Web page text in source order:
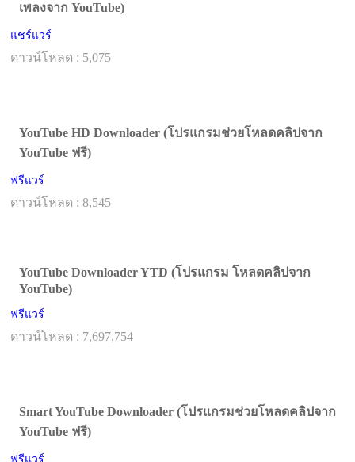
เพลงจาก YouTube)
แชร์แวร์
ดาวน์โหลด : 5,075
YouTube HD Downloader (โปรแกรมช่วยโหลดคลิปจาก
YouTube ฟรี)
ฟรีแวร์
ดาวน์โหลด : 8,545
YouTube Downloader YTD (โปรแกรม โหลดคลิปจาก
YouTube)
ฟรีแวร์
ดาวน์โหลด : 7,697,754
Smart YouTube Downloader (โปรแกรมช่วยโหลดคลิปจาก
YouTube ฟรี)
ฟรีแวร์